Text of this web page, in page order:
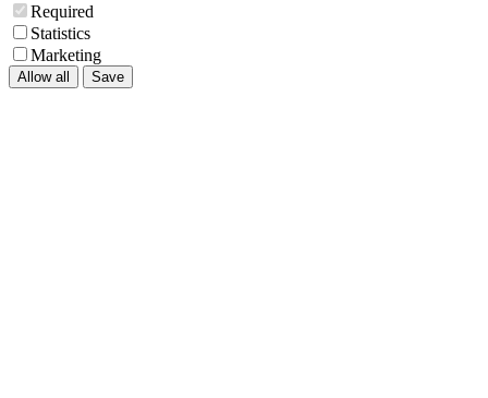
Required
Statistics
Marketing
Allow all Save